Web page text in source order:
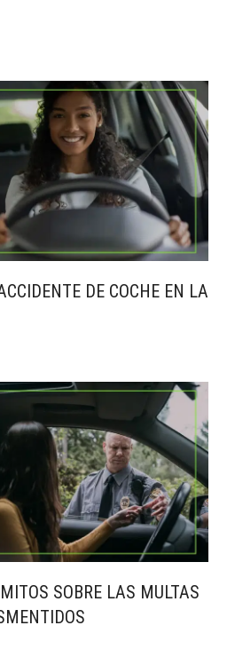
DE COCHE EN LA
SOBRE LAS MULTAS